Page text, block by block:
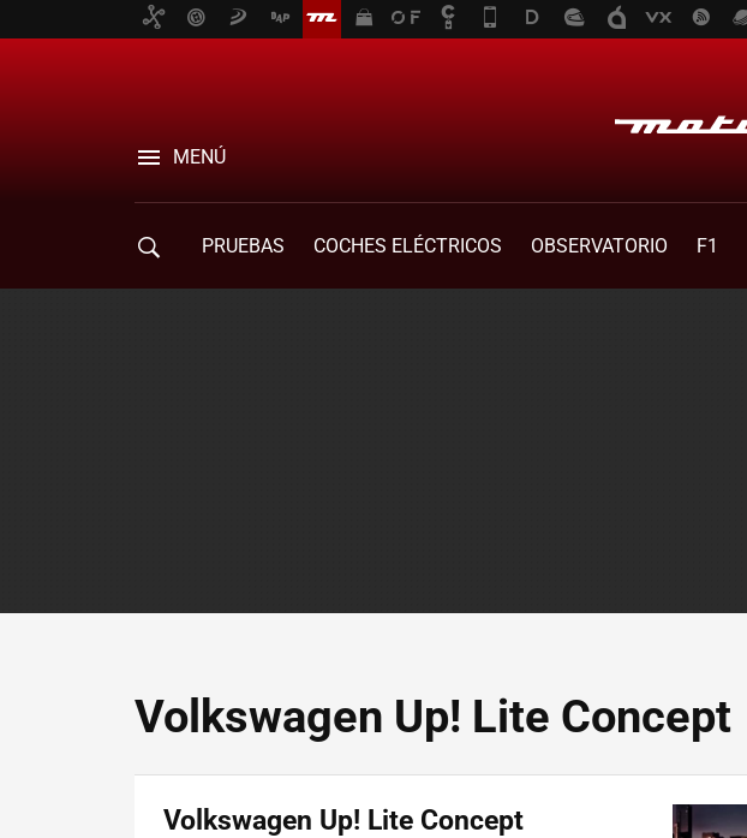
MENÚ
PRUEBAS COCHES ELÉCTRICOS OBSERVATORIO F1
Volkswagen Up! Lite Concept
Volkswagen Up! Lite Concept